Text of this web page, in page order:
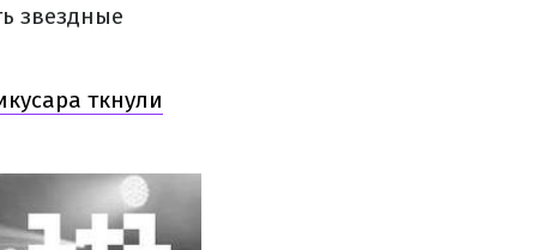
звездные
ткнули